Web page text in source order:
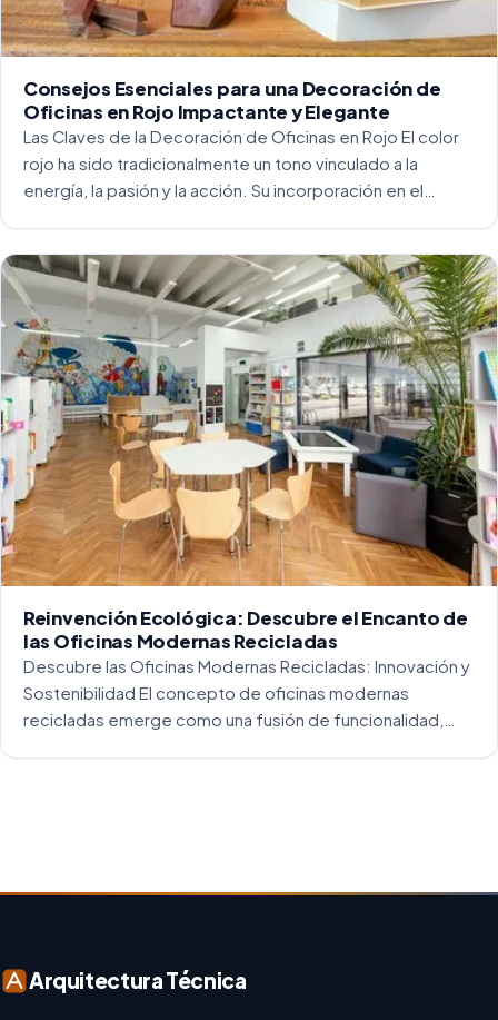
Consejos Esenciales para una Decoración de
Oficinas en Rojo Impactante y Elegante
Las Claves de la Decoración de Oficinas en Rojo El color
rojo ha sido tradicionalmente un tono vinculado a la
energía, la pasión y la acción. Su incorporación en el
Reinvención Ecológica: Descubre el Encanto de
las Oficinas Modernas Recicladas
Descubre las Oficinas Modernas Recicladas: Innovación y
Sostenibilidad El concepto de oficinas modernas
recicladas emerge como una fusión de funcionalidad,
Arquitectura Técnica